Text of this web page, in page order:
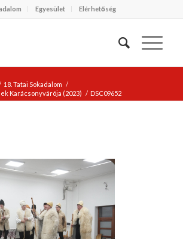
Egyesület Elérhetőség
18. Tatai Sokadalom /
Karácsonyvárója (2023) / DSC09652